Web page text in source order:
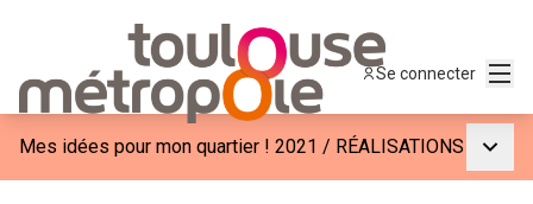
Se connecter
Mes idées pour mon quartier ! 2021 / RÉALISATIONS